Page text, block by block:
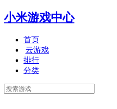
小米游戏中心
首页
云游戏
排行
分类